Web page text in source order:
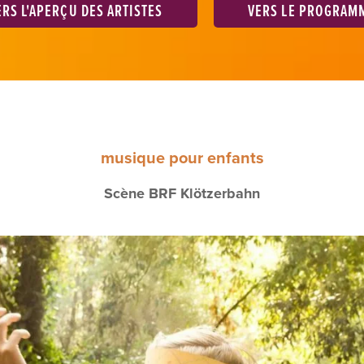
L'APERÇU DES ARTISTES VERS LE
musique pour enfants
Scène BRF Klötzerbahn